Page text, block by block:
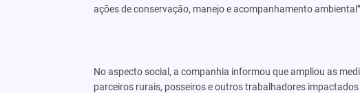
ações de conservação, manejo e acompanhamento
No aspecto social, a companhia informou que ampliou as
parceiros rurais, posseiros e outros trabalhadores